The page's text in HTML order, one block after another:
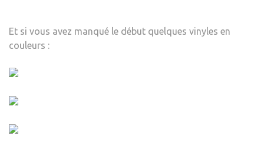
Et si vous avez manqué le début quelques vinyles en
couleurs :